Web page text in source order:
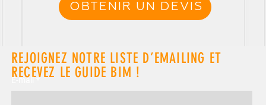
OBTENIR UN DEVIS
REJOIGNEZ NOTRE LISTE D’EMAILING ET
RECEVEZ LE GUIDE BIM !
E-mail *